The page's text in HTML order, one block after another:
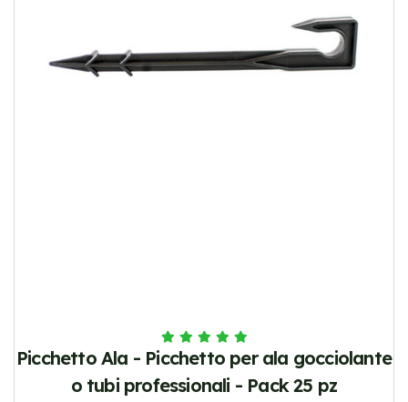
Picchetto Ala - Picchetto per ala gocciolante
o tubi professionali - Pack 25 pz